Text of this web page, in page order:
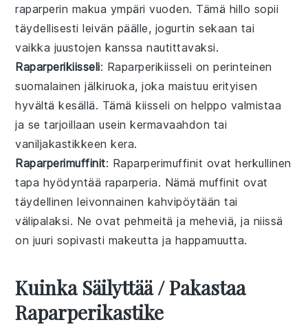
raparperin makua ympäri vuoden. Tämä hillo sopii
täydellisestileivän päälle, jogurtin sekaan tai
vaikka juustojen kanssa nautittavaksi.
Raparperikiisseli: Raparperikiisseli on perinteinen
suomalainenjälkiruoka, joka maistuu erityisen
hyvältäkesällä. Tämäkiisseli on helppo valmistaa
ja se tarjoillaan useinkermavaahdon tai
vaniljakastikkeen kera.
Raparperimuffinit: Raparperimuffinit ovat herkullinen
tapa hyödyntää raparperia. Nämämuffinit ovat
täydellinenleivonnainen kahvipöytään tai
välipalaksi. Ne ovat pehmeitä ja meheviä, ja niissä
on juuri sopivasti makeutta ja happamuutta.
Kuinka Säilyttää / Pakastaa
Raparperikastike